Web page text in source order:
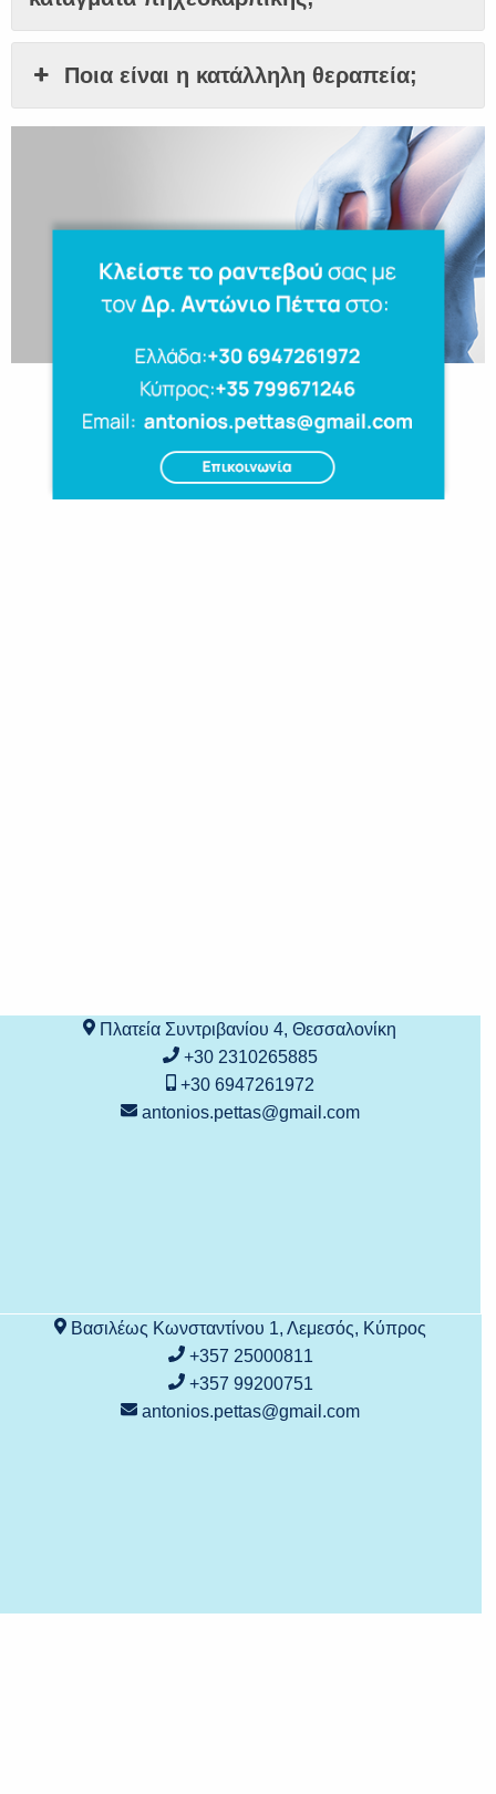
Ποια είναι η κατάλληλη θεραπεία;
Πλατεία Συντριβανίου 4, Θεσσαλονίκη
+30 2310265885
+30 6947261972
antonios.pettas@gmail.com
Βασιλέως Κωνσταντίνου 1, Λεμεσός, Κύπρος
+357 25000811
+357 99200751
antonios.pettas@gmail.com